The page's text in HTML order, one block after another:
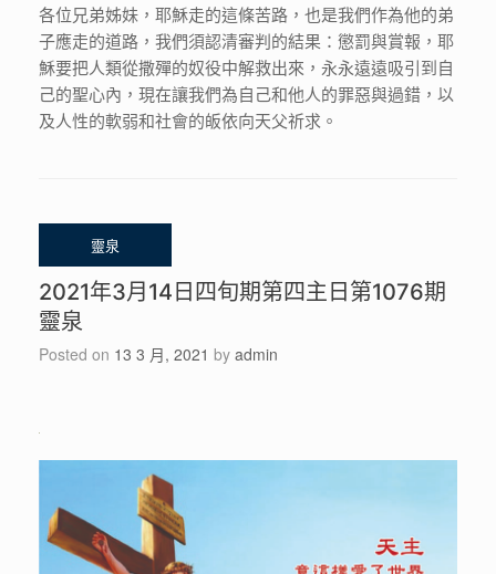
各位兄弟姊妹，耶穌走的這條苦路，也是我們作為他的弟
子應走的道路，我們須認清審判的結果：懲罰與賞報，耶
穌要把人類從撒殫的奴役中解救出來，永永遠遠吸引到自
己的聖心內，現在讓我們為自己和他人的罪惡與過錯，以
及人性的軟弱和社會的皈依向天父祈求。
2021年3月14日四旬期第四主日第1076期
靈泉
Posted on 13 3 月, 2021 by admin